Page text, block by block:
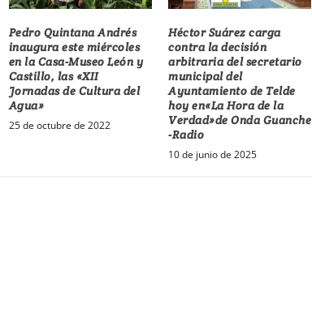
Pedro Quintana Andrés
inaugura este miércoles
en la Casa-Museo León y
Castillo, las «XII
Jornadas de Cultura del
Agua»
25 de octubre de 2022
Héctor Suárez carga
contra la decisión
arbitraria del secretario
municipal del
Ayuntamiento de Telde
hoy en«La Hora de la
Verdad»de Onda Guanche
-Radio
10 de junio de 2025